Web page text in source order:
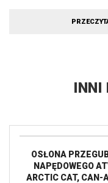
INNI
OSŁONA
NAPĘDOWEGO
ARCTIC CAT, CAN-